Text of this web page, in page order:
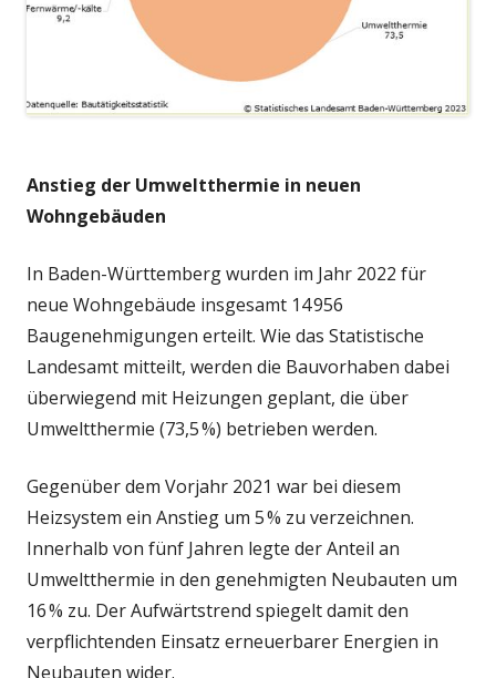
Anstieg der Umweltthermie in neuen
Wohngebäuden
In Baden-Württemberg wurden im Jahr 2022 für
neue Wohngebäude insgesamt 14 956
Baugenehmigungen erteilt. Wie das Statistische
Landesamt mitteilt, werden die Bauvorhaben dabei
überwiegend mit Heizungen geplant, die über
Umweltthermie (73,5 %) betrieben werden.
Gegenüber dem Vorjahr 2021 war bei diesem
Heizsystem ein Anstieg um 5 % zu verzeichnen.
Innerhalb von fünf Jahren legte der Anteil an
Umweltthermie in den genehmigten Neubauten um
16 % zu. Der Aufwärtstrend spiegelt damit den
verpflichtenden Einsatz erneuerbarer Energien in
Neubauten wider.